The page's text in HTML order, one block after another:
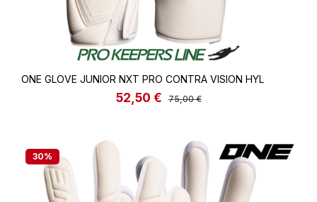
ONE GLOVE JUNIOR NXT PRO CONTRA VISION HYL
Verkaufspreis:
52,50 € Regulärer Preis:
75,00 €
30%